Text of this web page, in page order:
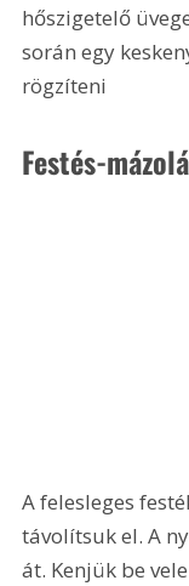
hőszigetelő
során egy
rögzíteni
Festés-
A felesleges
távolítsuk el. A
át. Kenjük be